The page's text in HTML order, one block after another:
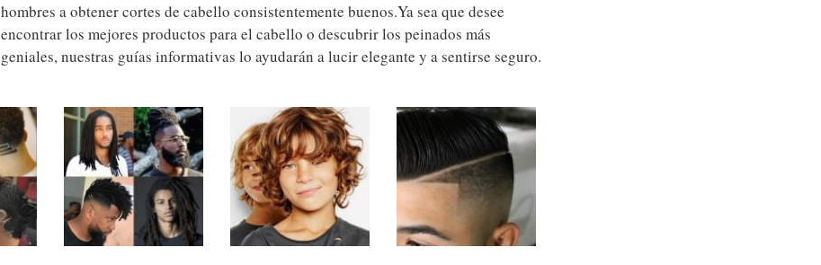
hombres a obtener cortes de cabello consistentemente buenos.Ya sea que desee
encontrar los mejores productos para el cabello o descubrir los peinados más
geniales, nuestras guías informativas lo ayudarán a lucir elegante y a sentirse seguro.